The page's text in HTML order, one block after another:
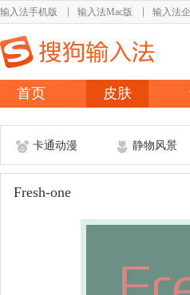
输入法手机版 输入法Mac版 输入法
首页 皮肤
卡通动漫 静物风景
Fresh-one